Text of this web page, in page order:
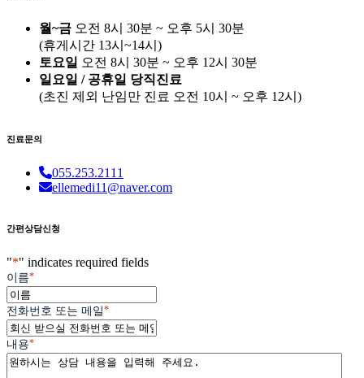
월~금 오전 8시 30분 ~ 오후 5시 30분
(휴게시간 13시~14시)
토요일 오전 8시 30분 ~ 오후 12시 30분
일요일 / 공휴일 당직진료
(초진 제외 난임만 진료 오전 10시 ~ 오후 12시)
진료문의
055.253.2111
ellemedi11@naver.com
간편상담신청
"*" indicates required fields
이름*
전화번호 또는 메일*
내용*